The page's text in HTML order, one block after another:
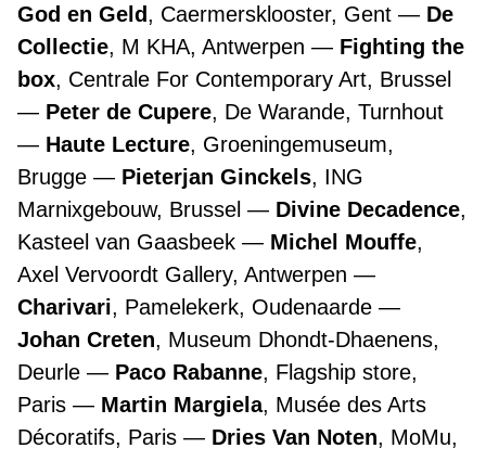
God en Geld, Caermersklooster, Gent
De
Collectie, M KHA, Antwerpen
Fighting the
box, Centrale For Contemporary Art, Brussel
Peter de Cupere, De Warande, Turnhout
Haute Lecture, Groeningemuseum,
Brugge
Pieterjan Ginckels, ING
Marnixgebouw, Brussel
Divine Decadence,
Kasteel van Gaasbeek
Michel Mouffe,
Axel Vervoordt Gallery, Antwerpen
Charivari, Pamelekerk, Oudenaarde
Johan Creten, Museum Dhondt-Dhaenens,
Deurle
Paco Rabanne, Flagship store,
Paris
Martin Margiela, Musée des Arts
Décoratifs, Paris
Dries Van Noten, MoMu,